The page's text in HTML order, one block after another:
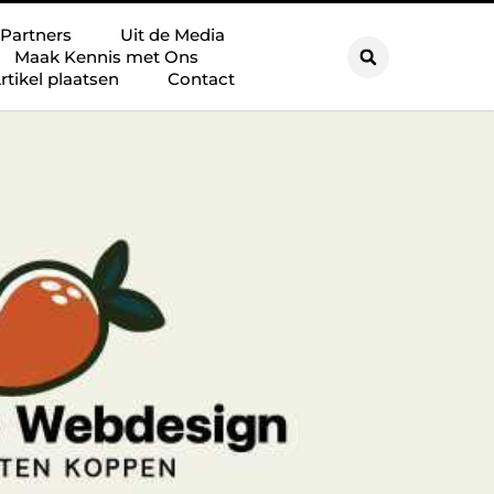
Partners
Uit de Media
Maak Kennis met Ons
plaatsen
Contact